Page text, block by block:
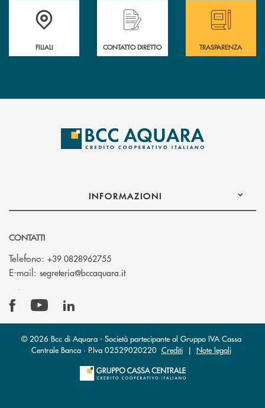
Trova la filiale più vicina a te
FILIALI
Hai bisogno di assistenza immediata ?
CONTATTO DIRETTO
Hai bisogno di
TRASPARENZA
INFORMAZIONI
CONTATTI
Telefono: +39 0828962755
E-mail: segreteria@bccaquara.it(si apre l’app di posta elettronica)
© 2026 Bcc di Aquara - Società partecipante al Gruppo IVA Cassa
Centrale Banca · P.Iva 02529020220 Crediti| Note legali